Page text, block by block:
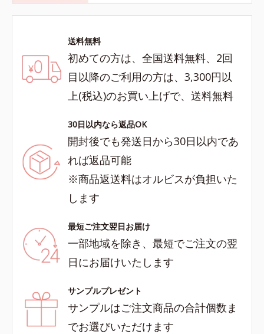
送料無料
初めての方は、全国送料無料、2回
目以降のご利用の方は、3,300円以
上(税込)のお買い上げで、送料無料
30日以内なら返品OK
開封後でも発送日から30日以内であ
れば返品可能
※商品返送料はオルビスが負担いた
します
最短ご注文翌日お届け
一部地域を除き、最短でご注文の翌
日にお届けいたします
サンプルプレゼント
サンプルはご注文商品の合計個数ま
でお選びいただけます